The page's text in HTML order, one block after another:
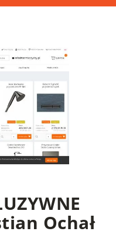
Ochał